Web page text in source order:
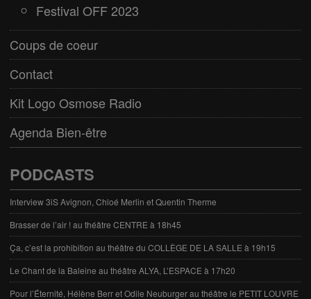
Festival OFF 2023
Coups de coeur
Contact
Kit Logo Osmose Radio
Agenda Bien-être
PODCASTS
Interview 3iS Avignon, Chloé Merlin et Quentin Therme
Brasser de l’air ! au théâtre CENTRE à 18h45
Ça, c’est la prohibition au théâtre du COLLÈGE DE LA SALLE à 19h15
Le Chant de la Baleine au théâtre ALYA, L’ESPACE à 17h20
Pour l’Éternité, Hélène Berr et Odile Neuburger au théâtre le PETIT LOUVRE